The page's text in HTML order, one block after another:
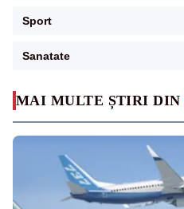
MAI MULTE ȘTIRI DIN
Sport
Sanatate